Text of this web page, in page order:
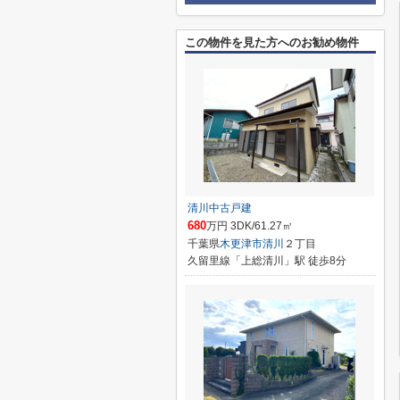
この物件を見た方へのお勧め物件
清川中古戸建
680万円 3DK/61.27㎡
千葉県木更津市清川 ２丁目
久留里線「上総清川」駅 徒歩8分